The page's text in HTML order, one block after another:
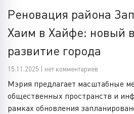
Реновация района
Хаим в Хайфе: новый
развитие города
15.11.2025 | нет комментариев
Мэрия предлагает масштабные
общественных пространств и
рамках обновления